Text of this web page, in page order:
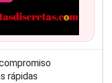
rápidas